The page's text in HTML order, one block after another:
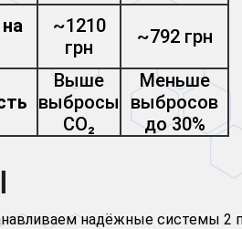
~1210
грн
~792 грн
Выше
выбросы
CO₂
Меньше
выбросов
до 30%
надёжные системы 2